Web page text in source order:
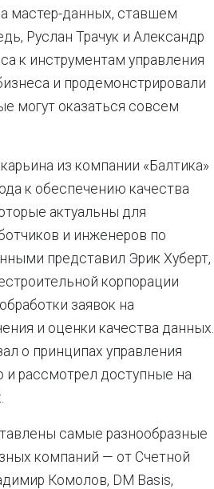
мастер-данных, ставшем
Руслан Трачук и Александр
к инструментам управления
и продемонстрировали
могут оказаться совсем
из компании «Балтика»
к обеспечению качества
актуальны для
и инженеров по
представил Эрик Хуберт,
корпорации
заявок на
и оценки качества данных.
о принципах управления
и рассмотрел доступные на
самые разнообразные
компаний — от Счетной
Комолов, DM Basis,